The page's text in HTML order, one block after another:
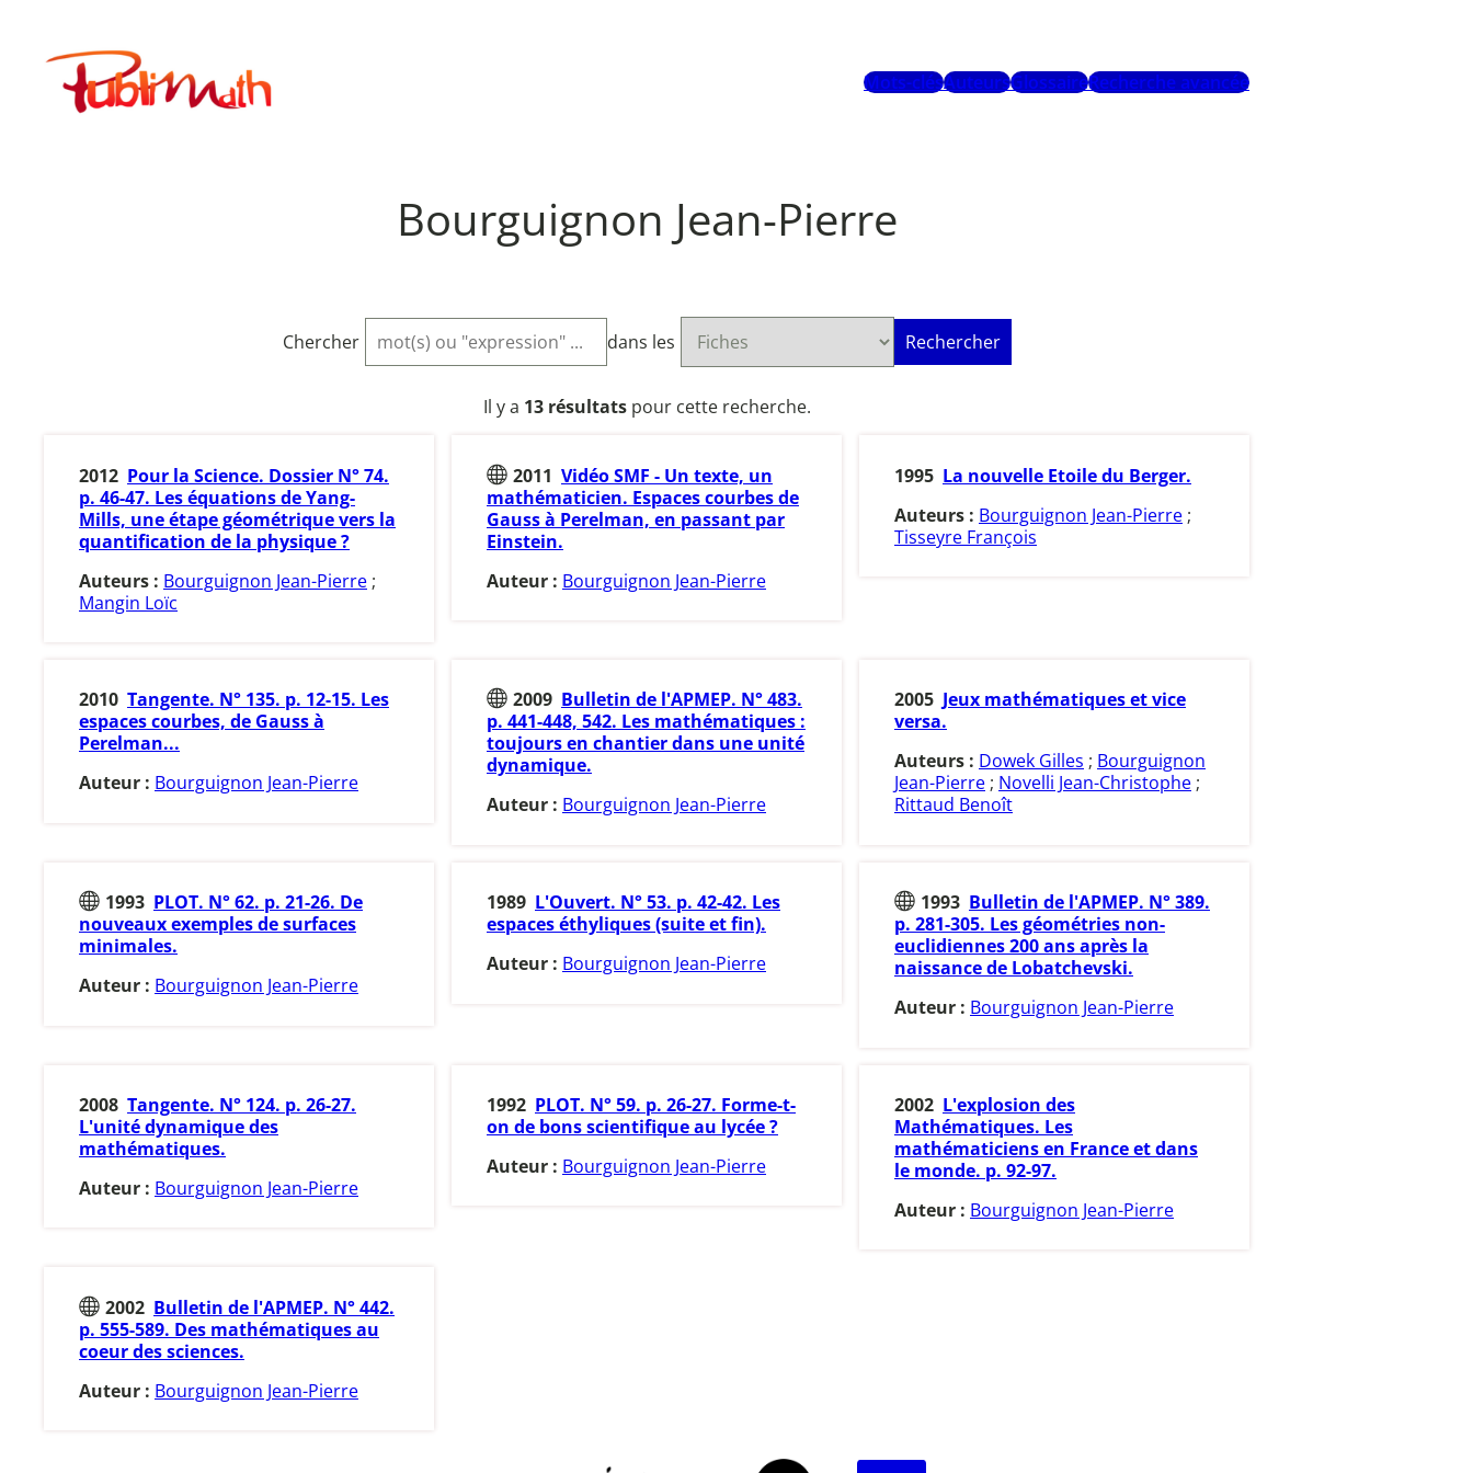
contenuPublimath
Mots-clésAuteursGlossaireRecherche avancée
Bourguignon Jean-Pierre
Chercher dans les Rechercher
Il y a 13 résultatspour cette recherche.
2012 Pour la Science. Dossier N° 74.
p. 46-47. Les équations de Yang-
Mills, une étape géométrique vers la
quantification de la physique ?
Auteurs : Bourguignon Jean-Pierre ;
Mangin Loïc
2011 Vidéo SMF - Un texte, un
mathématicien. Espaces courbes de
Gauss à Perelman, en passant par
Einstein.
Auteur : Bourguignon Jean-Pierre
1995 La nouvelle Etoile du Berger.
Auteurs : Bourguignon Jean-Pierre ;
Tisseyre François
2010 Tangente. N° 135. p. 12-15. Les
espaces courbes, de Gauss à
Perelman...
Auteur : Bourguignon Jean-Pierre
2009 Bulletin de l'APMEP. N° 483.
p. 441-448, 542. Les mathématiques :
toujours en chantier dans une unité
dynamique.
Auteur : Bourguignon Jean-Pierre
2005 Jeux mathématiques et vice
versa.
Auteurs : Dowek Gilles ; Bourguignon
Jean-Pierre; Novelli Jean-Christophe;
Rittaud Benoît
1993 PLOT. N° 62. p. 21-26. De
nouveaux exemples de surfaces
minimales.
Auteur : Bourguignon Jean-Pierre
1989 L'Ouvert. N° 53. p. 42-42. Les
espaces éthyliques (suite et fin).
Auteur : Bourguignon Jean-Pierre
1993 Bulletin de l'APMEP. N° 389.
p. 281-305. Les géométries non-
euclidiennes 200 ans après la
naissance de Lobatchevski.
Auteur : Bourguignon Jean-Pierre
2008 Tangente. N° 124. p. 26-27.
L'unité dynamique des
mathématiques.
Auteur : Bourguignon Jean-Pierre
1992 PLOT. N° 59. p. 26-27. Forme-t-
on de bons scientifique au lycée ?
Auteur : Bourguignon Jean-Pierre
2002 L'explosion des
Mathématiques. Les
mathématiciens en France et dans
le monde. p. 92-97.
Auteur : Bourguignon Jean-Pierre
2002 Bulletin de l'APMEP. N° 442.
p. 555-589. Des mathématiques au
coeur des sciences.
Auteur : Bourguignon Jean-Pierre